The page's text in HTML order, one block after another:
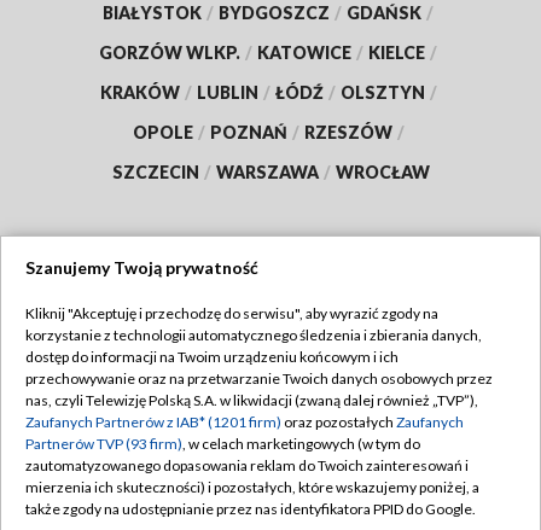
BIAŁYSTOK / BYDGOSZCZ / GDAŃSK /
GORZÓW WLKP. / KATOWICE / KIELCE /
KRAKÓW / LUBLIN / ŁÓDŹ / OLSZTYN /
OPOLE / POZNAŃ / RZESZÓW /
SZCZECIN / WARSZAWA / WROCŁAW
TVP
Abonament TVP
Emisja w TVP
Centrum informacji TVP
Naziemna Telewizja Cyfrowa
Regulamin TVP
Polityka prywatności
Moje zgody
Pomoc
Szanujemy Twoją prywatność
Kliknij "Akceptuję i przechodzę do serwisu", aby wyrazić zgody na
korzystanie z technologii automatycznego śledzenia i zbierania danych,
dostęp do informacji na Twoim urządzeniu końcowym i ich
przechowywanie oraz na przetwarzanie Twoich danych osobowych przez
nas, czyli Telewizję Polską S.A. w likwidacji (zwaną dalej również „TVP”),
Zaufanych Partnerów z IAB* (1201 firm) oraz pozostałych Zaufanych
Partnerów TVP (93 firm), w celach marketingowych (w tym do
zautomatyzowanego dopasowania reklam do Twoich zainteresowań i
mierzenia ich skuteczności) i pozostałych, które wskazujemy poniżej, a
także zgody na udostępnianie przez nas identyfikatora PPID do Google.